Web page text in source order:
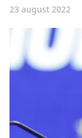
23 august 2022